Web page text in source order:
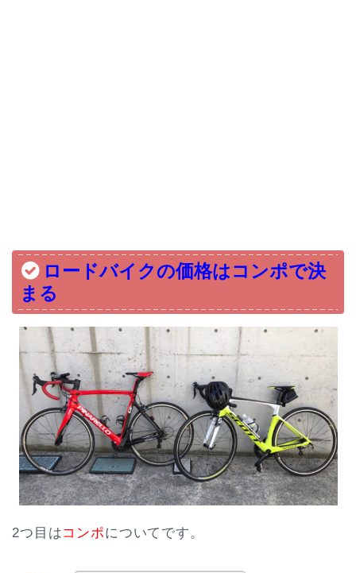
ロードバイクの価格はコンポで決
まる
2つ目はコンポについてです。